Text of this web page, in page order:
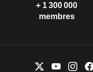
+ 1 300 000
membres